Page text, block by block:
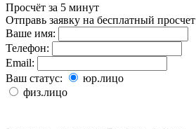
Просчёт за 5 минут
Отправь заявку на бесплатный просчет
Ваше имя:
Телефон:
Email:
Ваш статус:
юр.лицо
физ.лицо